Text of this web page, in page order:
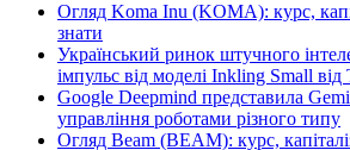
Огляд Koma Inu (KOMA): курс,
знати
Український ринок штучного
імпульс від моделі Inkling Small
Google Deepmind представила
управління роботами різного типу
Огляд Beam (BEAM): курс,